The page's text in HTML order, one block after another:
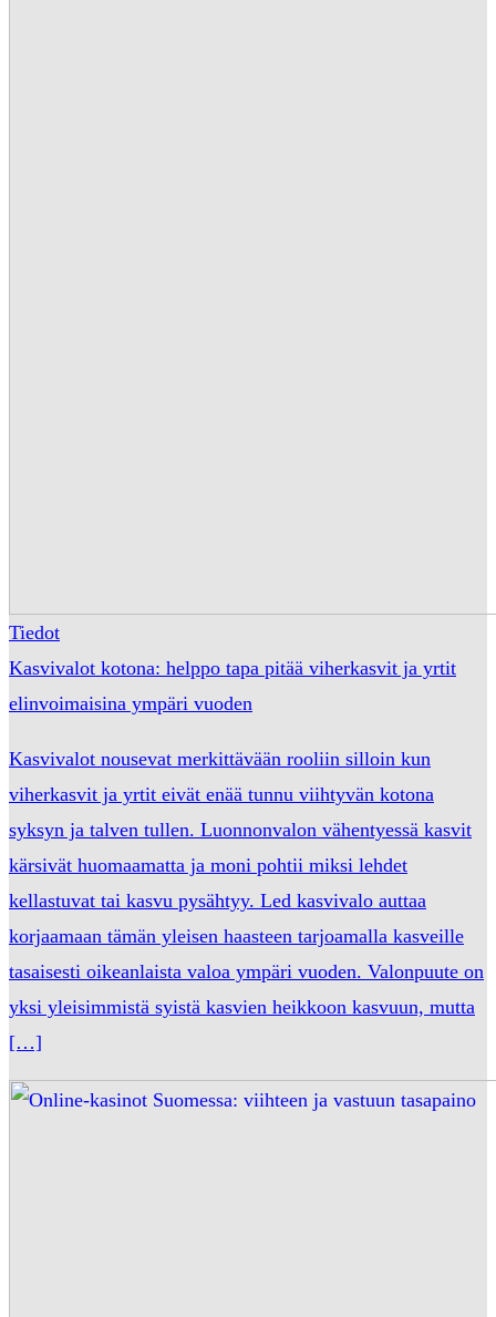
Tiedot
Kasvivalot kotona: helppo tapa pitää viherkasvit ja yrtit
elinvoimaisina ympäri vuoden
Kasvivalot nousevat merkittävään rooliin silloin kun
viherkasvit ja yrtit eivät enää tunnu viihtyvän kotona
syksyn ja talven tullen. Luonnonvalon vähentyessä kasvit
kärsivät huomaamatta ja moni pohtii miksi lehdet
kellastuvat tai kasvu pysähtyy. Led kasvivalo auttaa
korjaamaan tämän yleisen haasteen tarjoamalla kasveille
tasaisesti oikeanlaista valoa ympäri vuoden. Valonpuute on
yksi yleisimmistä syistä kasvien heikkoon kasvuun, mutta
[…]